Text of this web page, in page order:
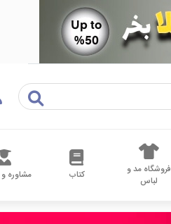
فروشگاه مد و
لباس
کتاب مشاوره